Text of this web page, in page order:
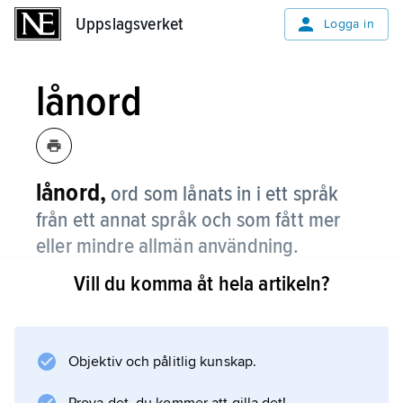
Uppslagsverket Logga in
lånord
lånord, ord som lånats in i ett språk
från ett annat språk och som fått mer
eller mindre allmän användning.
Man brukar skilja mellan lånord och
främmande språk. Det är inte alltid lätt att dra
Vill du komma åt hela artikeln?
Objektiv och pålitlig kunskap.